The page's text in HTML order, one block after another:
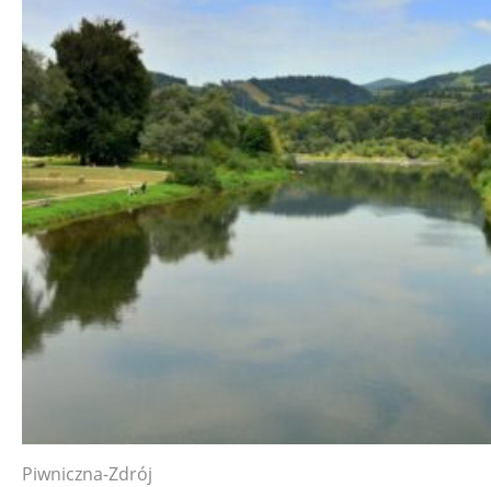
Piwniczna-Zdrój